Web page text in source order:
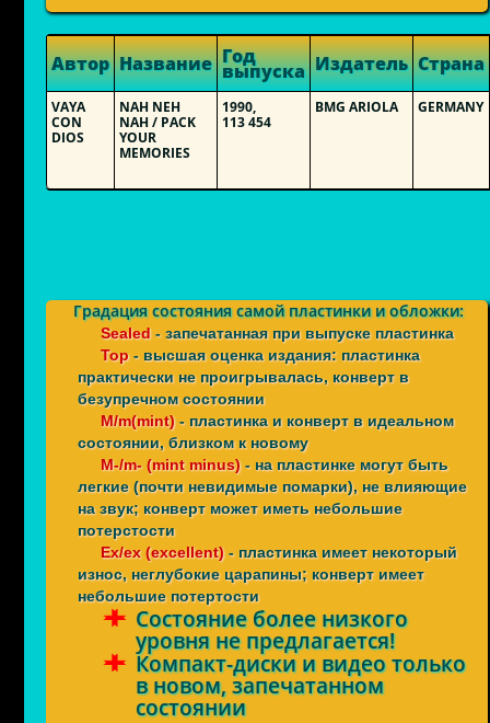
Автор Название Год
выпуска Издатель Страна
VAYA
CON
DIOS
NAH NEH
NAH / PACK
YOUR
MEMORIES
1990,
113 454
BMG ARIOLA GERMANY
Градация состояния самой пластинки и обложки:
Sealed- запечатанная при выпуске пластинка
Top- высшая оценка издания: пластинка
практически не проигрывалась, конверт в
безупречном состоянии
M/m(mint)- пластинка и конверт в идеальном
состоянии, близком к новому
M-/m- (mint minus)- на пластинке могут быть
легкие (почти невидимые помарки), не влияющие
на звук; конверт может иметь небольшие
потерстости
Ex/ex (excellent)- пластинка имеет некоторый
износ, неглубокие царапины; конверт имеет
небольшие потертости
Состояние более низкого
уровня не предлагается!
Компакт-диски и видео только
в новом, запечатанном
состоянии